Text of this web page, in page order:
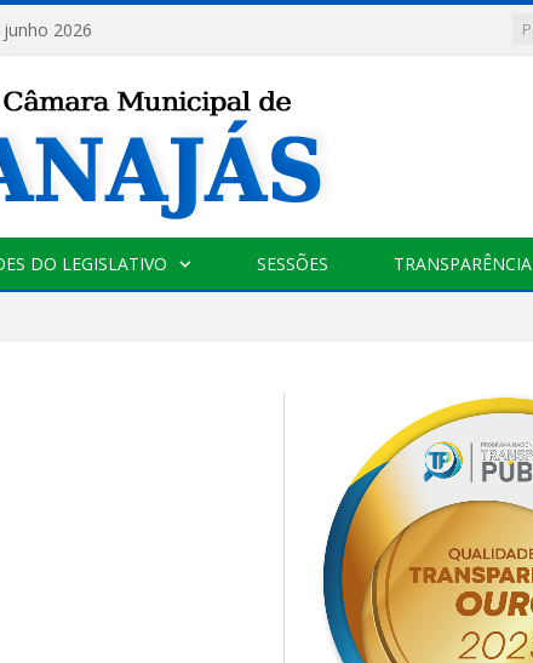
2026
DO LEGISLATIVO SESSÕES TRANSPARÊNCIA